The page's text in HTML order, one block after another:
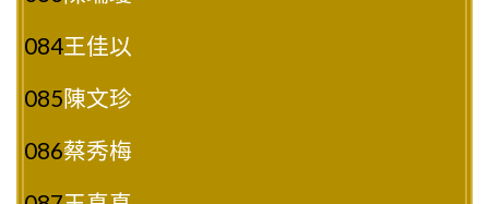
084王佳以
085陳文珍
086蔡秀梅